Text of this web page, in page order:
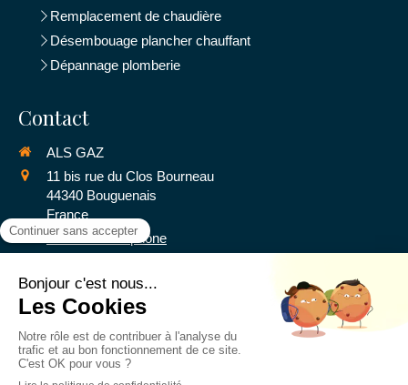
Remplacement de chaudière
Désembouage plancher chauffant
Dépannage plomberie
Contact
ALS GAZ
11 bis rue du Clos Bourneau
44340 Bouguenais
France
Afficher le téléphone
Demander un devis
©2016 ALS GAZ - Plomberie - Chauffage